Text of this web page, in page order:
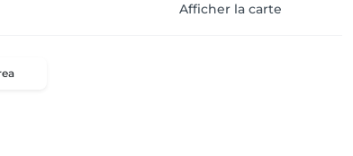
Afficher la carte